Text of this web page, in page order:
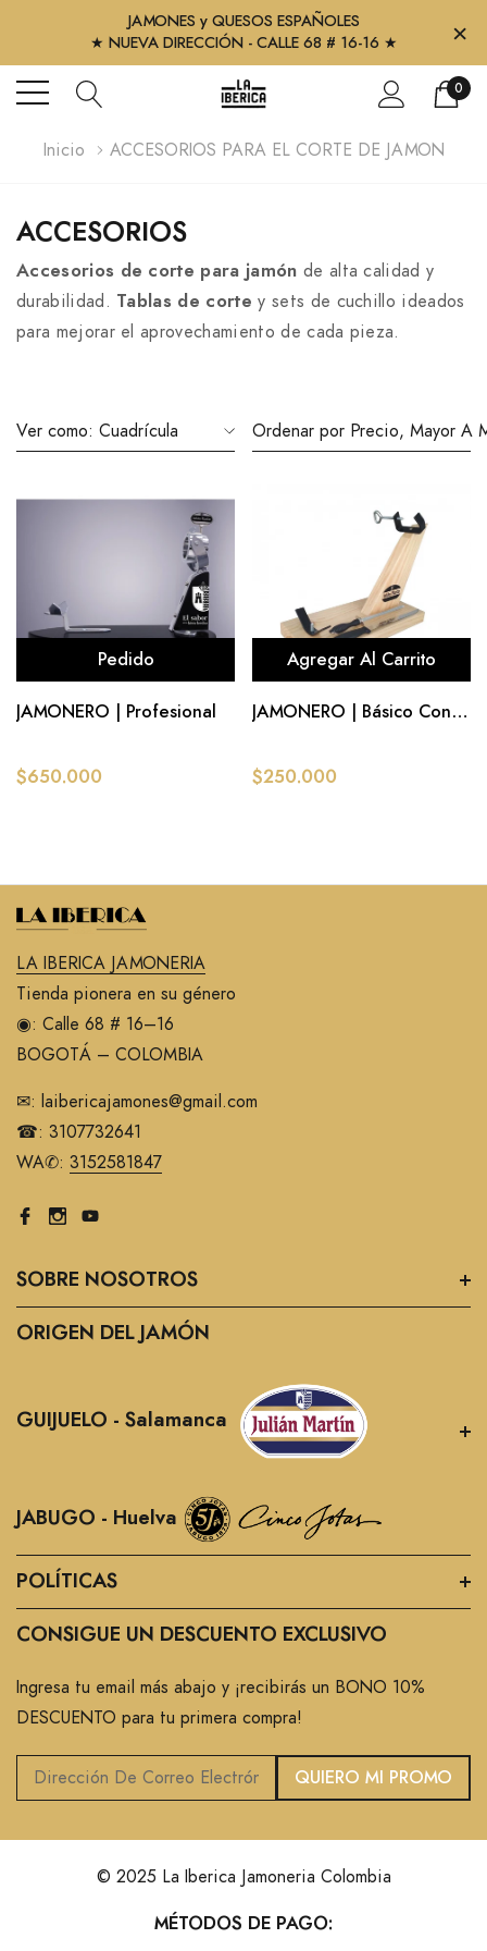
JAMONES y QUESOS ESPAÑOLES
★ NUEVA DIRECCIÓN - CALLE 68 # 16-16 ★
×
0
Inicio ACCESORIOS PARA EL CORTE DE JAMON
ACCESORIOS
Accesorios de corte para jamón de alta calidad y
durabilidad. Tablas de corte y sets de cuchillo ideados
para mejorar el aprovechamiento de cada pieza.
Ver como: Cuadrícula Ordenar por Precio, Mayor A
JAMONERO | Profesional
$650.000
Pedido
JAMONERO | Básico Con
$250.000
Agregar Al Carrito
LA IBERICA JAMONERIA
Tienda pionera en su género
◉: Calle 68 # 16–16
BOGOTÁ – COLOMBIA
✉: laibericajamones@gmail.com
☎: 3107732641
WA✆: 3152581847
SOBRE NOSOTROS
ORIGEN DEL JAMÓN
GUIJUELO - Salamanca
JABUGO - Huelva
POLÍTICAS
CONSIGUE UN DESCUENTO EXCLUSIVO
Ingresa tu email más abajo y ¡recibirás un BONO 10%
DESCUENTO para tu primera compra!
QUIERO MI PROMO
© 2025 La Iberica Jamoneria Colombia
MÉTODOS DE PAGO: